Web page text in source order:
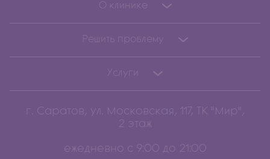
О клинике
Решить проблему
Услуги
г. Саратов, ул. Московская, 117, ТК "Мир",
2 этаж
ежедневно с 9:00 до 21:00